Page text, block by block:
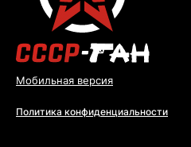
Мобильная версия
Политика конфиденциальности